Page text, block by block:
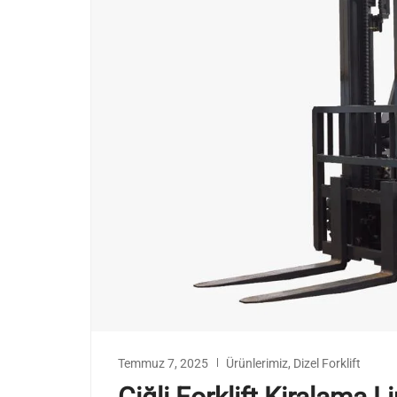
Temmuz 7, 2025 Ürünlerimiz, Dizel Forklift